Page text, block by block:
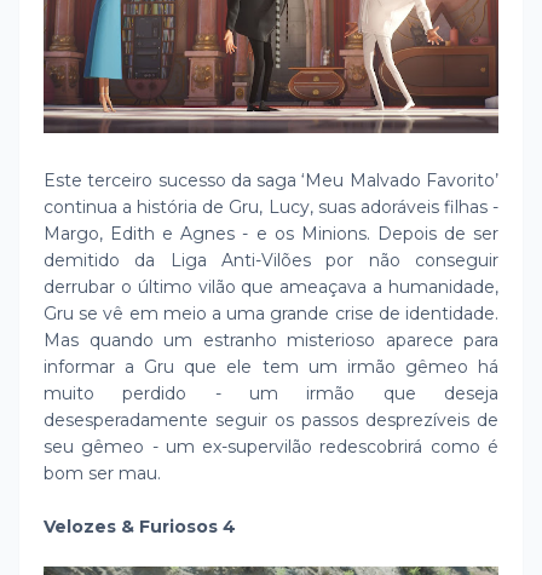
Este terceiro sucesso da saga ‘Meu Malvado Favorito’
continua a história de Gru, Lucy, suas adoráveis filhas -
Margo, Edith e Agnes - e os Minions. Depois de ser
demitido da Liga Anti-Vilões por não conseguir
derrubar o último vilão que ameaçava a humanidade,
Gru se vê em meio a uma grande crise de identidade.
Mas quando um estranho misterioso aparece para
informar a Gru que ele tem um irmão gêmeo há
muito perdido - um irmão que deseja
desesperadamente seguir os passos desprezíveis de
seu gêmeo - um ex-supervilão redescobrirá como é
bom ser mau.
Velozes & Furiosos 4